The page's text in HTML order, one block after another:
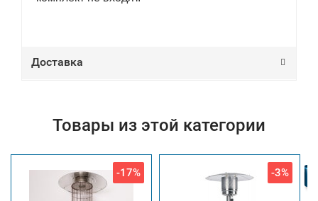
Доставка
Товары из этой категории
-17% -3%